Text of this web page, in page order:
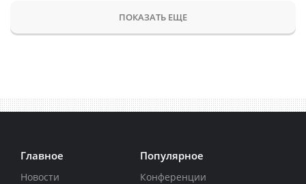
ПОКАЗАТЬ ЕЩЕ
Главное
Новости
Популярное
Конференции